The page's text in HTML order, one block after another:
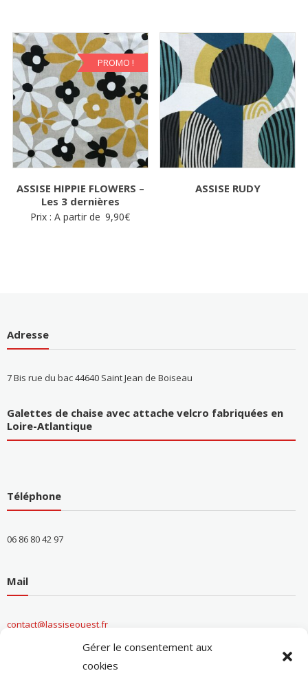
Gérer le consentement aux
cookies
PROMO !
ASSISE HIPPIE FLOWERS –
Les 3 dernières
Prix : A partir de 9,90€
ASSISE RUDY
Adresse
7 Bis rue du bac 44640 Saint Jean de Boiseau
Galettes de chaise avec attache velcro fabriquées en
Loire-Atlantique
Téléphone
06 86 80 42 97
Mail
contact@lassiseouest.fr